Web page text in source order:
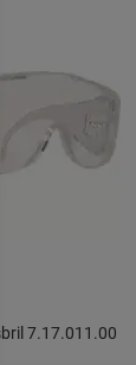
7.17.011.00